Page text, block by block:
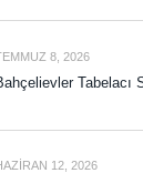
8, 2026
Tabelacı
12, 2026